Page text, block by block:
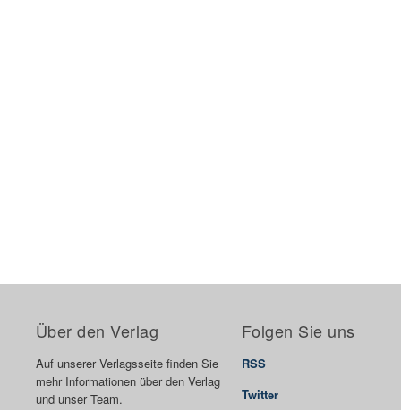
Über den Verlag
Auf unserer Verlagsseite finden Sie
mehr Informationen über den Verlag
und unser Team.
Folgen Sie uns
RSS
Twitter